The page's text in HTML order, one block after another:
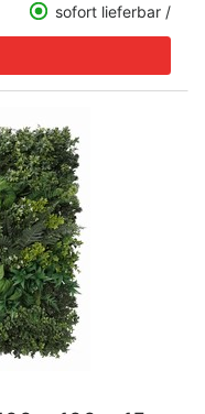
sofort lieferbar /